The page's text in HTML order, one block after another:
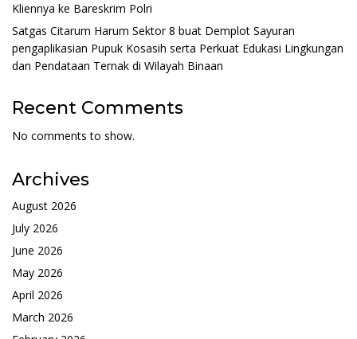
Kliennya ke Bareskrim Polri
Satgas Citarum Harum Sektor 8 buat Demplot Sayuran
pengaplikasian Pupuk Kosasih serta Perkuat Edukasi Lingkungan
dan Pendataan Ternak di Wilayah Binaan
Recent Comments
No comments to show.
Archives
August 2026
July 2026
June 2026
May 2026
April 2026
March 2026